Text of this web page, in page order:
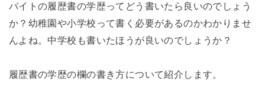
バイトの履歴書の学歴ってどう書いたら良いのでしょう
か？幼稚園や小学校って書く必要があるのかわかりませ
んよね。中学校も書いたほうが良いのでしょうか？
履歴書の学歴の欄の書き方について紹介します。